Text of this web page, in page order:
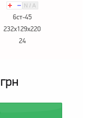
6ст-45
232x129x220
24
грн